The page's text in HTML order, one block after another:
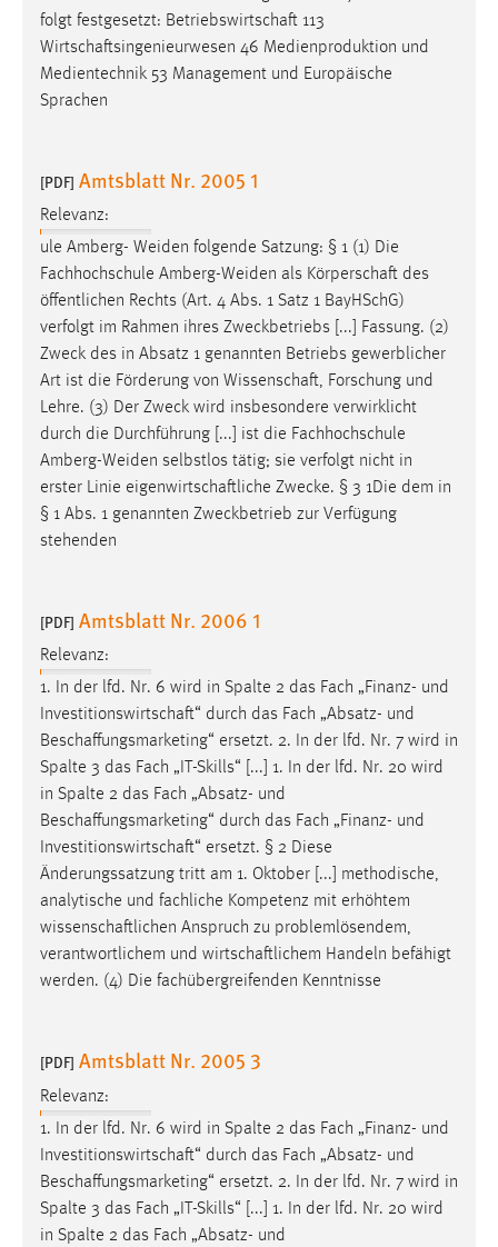
folgt festgesetzt: Betriebswirtschaft 113
Wirtschaftsingenieurwesen 46 Medienproduktion und
Medientechnik 53 Management und Europäische
Sprachen
[PDF] Amtsblatt Nr. 2005 1
Relevanz:
ule Amberg- Weiden folgende Satzung: § 1 (1) Die
Fachhochschule Amberg-Weiden als Körperschaft des
öffentlichen Rechts (Art. 4 Abs. 1 Satz 1 BayHSchG)
verfolgt im Rahmen ihres Zweckbetriebs [...] Fassung. (2)
Zweck des in Absatz 1 genannten Betriebs gewerblicher
Art ist die Förderung von Wissenschaft, Forschung und
Lehre. (3) Der Zweck wird insbesondere verwirklicht
durch die Durchführung [...] ist die Fachhochschule
Amberg-Weiden selbstlos tätig; sie verfolgt nicht in
erster Linie eigenwirtschaftliche Zwecke. § 3 1Die dem in
§ 1 Abs. 1 genannten Zweckbetrieb zur Verfügung
stehenden
[PDF] Amtsblatt Nr. 2006 1
Relevanz:
1. In der lfd. Nr. 6 wird in Spalte 2 das Fach „Finanz- und
Investitionswirtschaft“ durch das Fach „Absatz- und
Beschaffungsmarketing“ ersetzt. 2. In der lfd. Nr. 7 wird in
Spalte 3 das Fach „IT-Skills“ [...] 1. In der lfd. Nr. 20 wird
in Spalte 2 das Fach „Absatz- und
Beschaffungsmarketing“ durch das Fach „Finanz- und
Investitionswirtschaft“ ersetzt. § 2 Diese
Änderungssatzung tritt am 1. Oktober [...] methodische,
analytische und fachliche Kompetenz mit erhöhtem
wissenschaftlichen Anspruch zu problemlösendem,
verantwortlichem und wirtschaftlichem Handeln befähigt
werden. (4) Die fachübergreifenden Kenntnisse
[PDF] Amtsblatt Nr. 2005 3
Relevanz:
1. In der lfd. Nr. 6 wird in Spalte 2 das Fach „Finanz- und
Investitionswirtschaft“ durch das Fach „Absatz- und
Beschaffungsmarketing“ ersetzt. 2. In der lfd. Nr. 7 wird in
Spalte 3 das Fach „IT-Skills“ [...] 1. In der lfd. Nr. 20 wird
in Spalte 2 das Fach „Absatz- und